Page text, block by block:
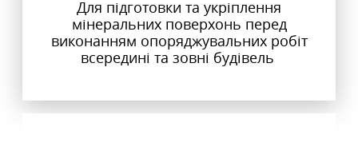
Для підготовки та укріплення
мінеральних поверхонь перед
виконанням опоряджувальних робіт
всередині та зовні будівель